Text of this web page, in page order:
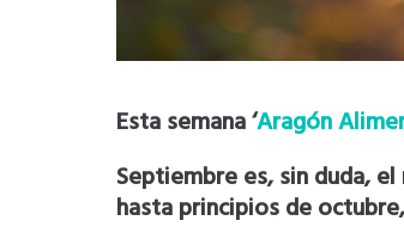
Esta semana ‘Aragón
Septiembre es, sin duda,
hasta principios de